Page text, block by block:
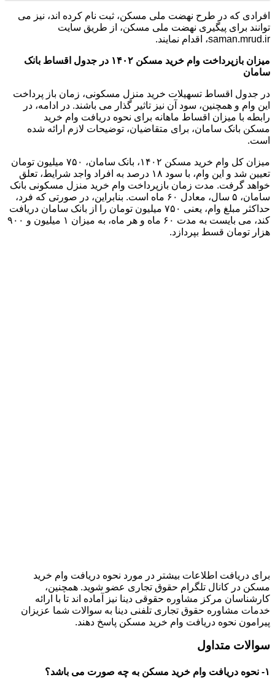
افرادی که در طرح نهضت ملی مسکن، ثبت نام کرده اند، نیز می
توانند برای پیگیری نهضت ملی مسکن، از طریق سایت
saman.mrud.ir، اقدام نمایند.
میزان بازپرداخت وام خرید مسکن ۱۴۰۲ در جدول اقساط بانک
سامان
در جدول اقساط تسهیلات خرید منزل مسکونی، زمان باز پرداخت
این وام و همچنین، سود آن نیز تاثیر گذار می باشند. در ادامه، در
رابطه با میزان اقساط ماهانه برای نحوه دریافت وام خرید
مسکن بانک سامان، برای متقاضیان، توضیحات لازم ارائه شده
است.
میزان کل وام خرید مسکن ۱۴۰۲، بانک سامان، ۷۵۰ میلیون تومان
تعیین شد و این وام، با سود ۱۸ درصد به افراد واجد شرایط، تعلق
خواهد گرفت. مدت زمان بازپرداخت وام خرید منزل مسکونی بانک
سامان، ۵ سال، معادل ۶۰ ماه است. بنابراین، در صورتی که فرد،
حداکثر مبلغ وام، یعنی ۷۵۰ میلیون تومان را از بانک سامان دریافت
کند، می بایست به مدت ۶۰ ماه و هر ماه، به میزان ۱ میلیون و ۹۰۰
هزار تومان قسط بپردازد.
برای دریافت اطلاعات بیشتر در مورد نحوه دریافت وام خرید
مسکن​ در کانال تلگرام حقوق تجاری عضو شوید. همچنین،
کارشناسان مرکز مشاوره حقوقی دینا نیز آماده اند تا با ارائه
خدمات مشاوره حقوق تجاری تلفنی دینا به سوالات شما عزیزان
پیرامون نحوه دریافت وام خرید مسکن پاسخ دهند.
سوالات متداول
۱- نحوه دریافت وام خرید مسکن به چه صورت می باشد؟